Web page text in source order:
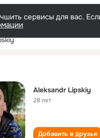
сервисы для вас.
lipskiy
Aleksandr Lipskiy
28 лет
Добавить в друзья